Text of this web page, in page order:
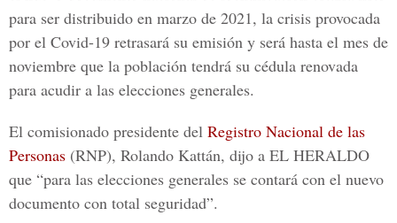
para ser distribuido en marzo de 2021, la crisis provocada
por el Covid-19 retrasará su emisión y será hasta el mes de
noviembre que la población tendrá su cédula renovada
para acudir a las elecciones generales.
El comisionado presidente del Registro Nacional de las
Personas (RNP), Rolando Kattán, dijo a EL HERALDO
que “para las elecciones generales se contará con el nuevo
documento con total seguridad”.